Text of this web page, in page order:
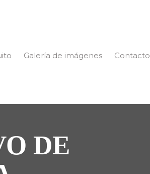
Galería de imágenes Contacto
DE